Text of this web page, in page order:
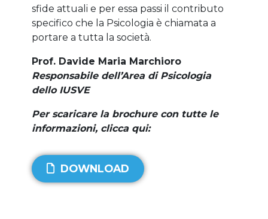
sfide attuali e per essa passi il contributo
specifico che la Psicologia è chiamata a
portare a tutta la società.
Prof. Davide Maria Marchioro
Responsabile dell’Area di Psicologia
dello IUSVE
Per scaricare la brochure con tutte le
informazioni, clicca qui:
DOWNLOAD